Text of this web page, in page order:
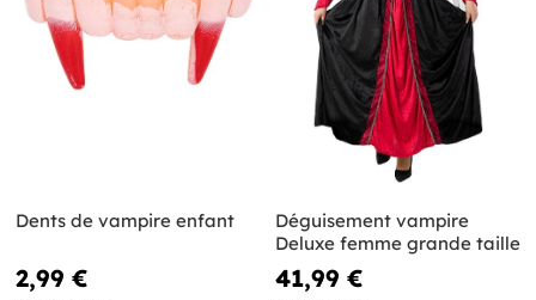
Dents de vampire enfant
2,99 €
Déguisement vampire
Deluxe femme grande taille
41,99 €